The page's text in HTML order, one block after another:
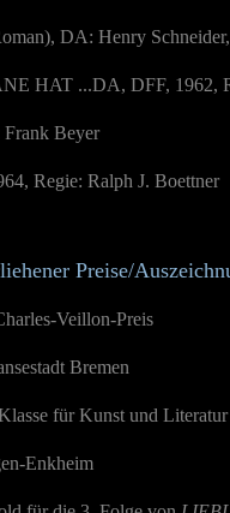
DA: Henry
HAT ...DA, DFF, 1962,
Beyer
Regie: Ralph J. Boettner
Preise/
Veillon-Preis
Bremen
für Kunst und Literatur
Enkheim